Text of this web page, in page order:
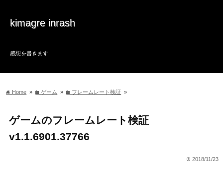
kimagre inrash
感想を書きます
home Home » folderゲーム » folder フレームレート検証 »
ゲームのフレームレート検証
v1.1.6901.37766
time 2018/11/23